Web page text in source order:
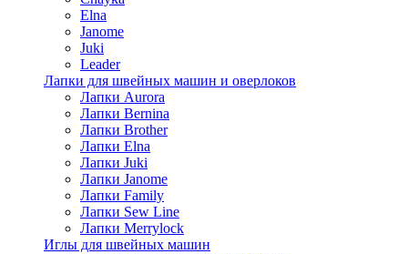
Elna
Janome
Juki
Leader
Лапки для швейных машин и оверлоков
Лапки Aurora
Лапки Bernina
Лапки Brother
Лапки Elna
Лапки Juki
Лапки Janome
Лапки Family
Лапки Sew Line
Лапки Merrylock
Иглы для швейных машин